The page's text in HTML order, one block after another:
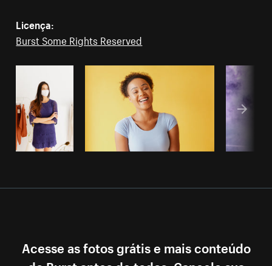
Licença:
Burst Some Rights Reserved
Acesse as fotos grátis e mais conteúdo